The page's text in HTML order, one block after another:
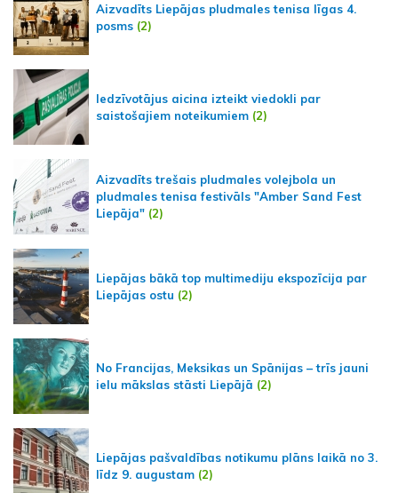
Aizvadīts Liepājas pludmales tenisa līgas 4.
posms (2)
Iedzīvotājus aicina izteikt viedokli par
saistošajiem noteikumiem (2)
Aizvadīts trešais pludmales volejbola un
pludmales tenisa festivāls "Amber Sand Fest
Liepāja" (2)
Liepājas bākā top multimediju ekspozīcija par
Liepājas ostu (2)
No Francijas, Meksikas un Spānijas – trīs jauni
ielu mākslas stāsti Liepājā (2)
Liepājas pašvaldības notikumu plāns laikā no 3.
līdz 9. augustam (2)